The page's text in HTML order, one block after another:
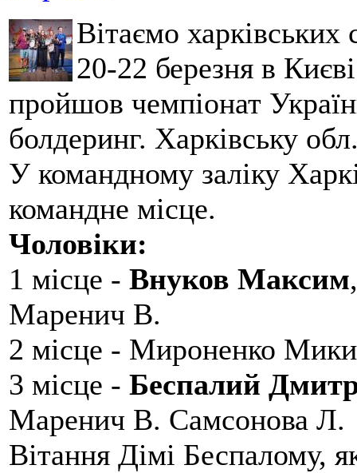
Вітаємо
20-22 березня в
пройшов чемпіонат
болдеринг. Харківську
У командному заліку
командне місце.
Чоловіки:
1 місце - Внуков Максим
Маренич В.
2 місце - Мироненко
3 місце - Беспалий
Маренич В. Самсонова Л.
Вітання Дімі Беспалому,